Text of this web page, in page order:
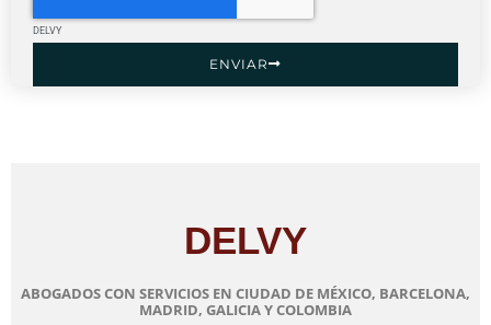
DELVY
ENVIAR
DELVY
ABOGADOS CON SERVICIOS EN CIUDAD DE MÉXICO, BARCELONA,
MADRID, GALICIA Y COLOMBIA